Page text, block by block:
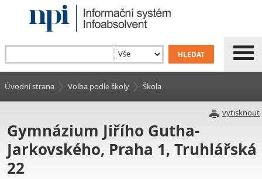
Úvodní strana Volba podle školy Škola
vytisknout
Gymnázium Jiřího Gutha-
Jarkovského, Praha 1, Truhlářská
22